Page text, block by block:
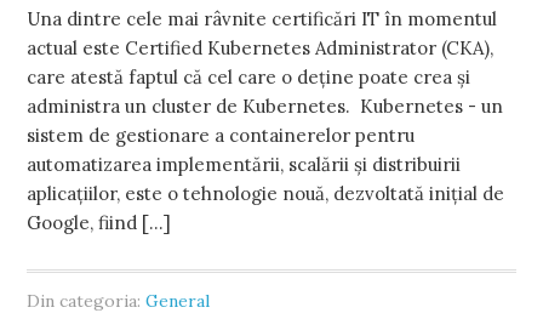
Una dintre cele mai râvnite certificări IT în momentul
actual este Certified Kubernetes Administrator (CKA),
care atestă faptul că cel care o deține poate crea și
administra un cluster de Kubernetes. Kubernetes - un
sistem de gestionare a containerelor pentru
automatizarea implementării, scalării și distribuirii
aplicațiilor, este o tehnologie nouă, dezvoltată inițial de
Google, fiind […]
Din categoria:General